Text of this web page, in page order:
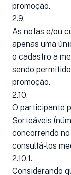
promoção.
2.9.
As notas e/ou
apenas uma
o cadastro a
sendo
promoção.
2.10.
O participante
Sorteáveis
concorrendo
consultá-los
2.10.1.
Considerando